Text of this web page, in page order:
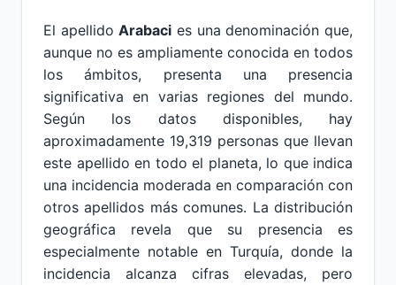
El apellidoArabaci es una denominación que,
aunque no es ampliamente conocida en todos
los ámbitos, presenta una presencia
significativa en varias regiones del mundo.
Según los datos disponibles, hay
aproximadamente 19,319 personas que llevan
este apellido en todo el planeta, lo que indica
una incidencia moderada en comparación con
otros apellidos más comunes. La distribución
geográfica revela que su presencia es
especialmente notable en Turquía, donde la
incidencia alcanza cifras elevadas, pero